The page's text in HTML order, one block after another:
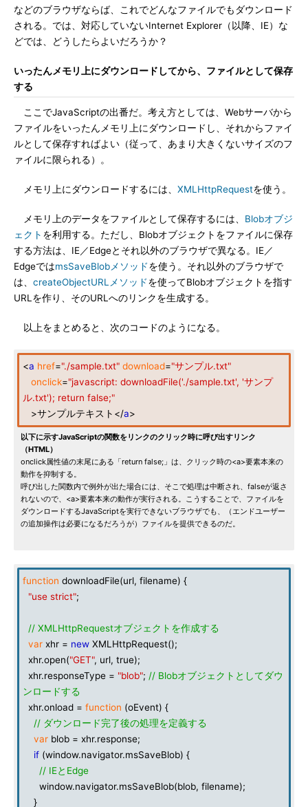
などのブラウザならば、これでどんなファイルでもダウンロード
される。では、対応していないInternet Explorer（以降、IE）な
どでは、どうしたらよいだろうか？
いったんメモリ上にダウンロードしてから、ファイルとして保存
する
ここでJavaScriptの出番だ。考え方としては、Webサーバから
ファイルをいったんメモリ上にダウンロードし、それからファイ
ルとして保存すればよい（従って、あまり大きくないサイズのフ
ァイルに限られる）。
メモリ上にダウンロードするには、 XMLHttpRequestを使う。
メモリ上のデータをファイルとして保存するには、 Blobオブジ
ェクト を利用する。ただし、Blobオブジェクトをファイルに保存
する方法は、IE／Edgeとそれ以外のブラウザで異なる。IE／
EdgeではmsSaveBlobメソッドを使う。それ以外のブラウザで
は、 createObjectURLメソッドを使ってBlobオブジェクトを指す
URLを作り、そのURLへのリンクを生成する。
以上をまとめると、次のコードのようになる。
<a href="./sample.txt" download="サンプル.txt"
onclick="javascript: downloadFile('./sample.txt', 'サンプ
ル.txt'); return false;"
>サンプルテキスト</a>
以下に示すJavaScriptの関数をリンクのクリック時に呼び出すリンク
（HTML）
onclick属性値の末尾にある「return false;」は、クリック時の<a>要素本来の
動作を抑制する。
呼び出した関数内で例外が出た場合には、そこで処理は中断され、falseが返さ
れないので、<a>要素本来の動作が実行される。こうすることで、ファイルを
ダウンロードするJavaScriptを実行できないブラウザでも、（エンドユーザー
の追加操作は必要になるだろうが）ファイルを提供できるのだ。
function downloadFile(url, filename) {
"use strict";
// XMLHttpRequestオブジェクトを作成する
var xhr = new XMLHttpRequest();
xhr.open("GET", url, true);
xhr.responseType = "blob"; // Blobオブジェクトとしてダウ
ンロードする
xhr.onload = function (oEvent) {
// ダウンロード完了後の処理を定義する
var blob = xhr.response;
if (window.navigator.msSaveBlob) {
// IEとEdge
window.navigator.msSaveBlob(blob, filename);
}